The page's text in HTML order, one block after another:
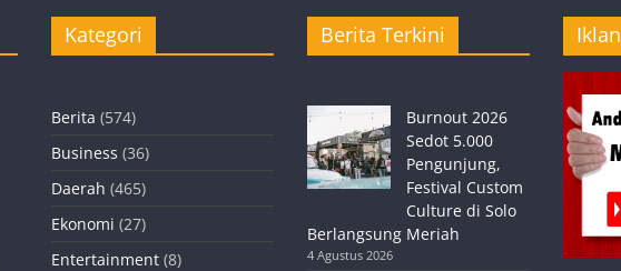
Kategori
Berita (574)
Business (36)
Daerah (465)
Ekonomi (27)
Entertainment (8)
Berita Terkini
Burnout 2026
Sedot 5.000
Pengunjung,
Festival Custom
Culture di Solo
Berlangsung Meriah
4 Agustus 2026
Iklan